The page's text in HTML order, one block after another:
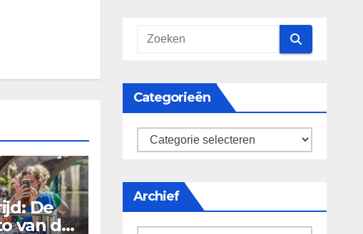
De
van de
Categorieën
categorieën
Archief